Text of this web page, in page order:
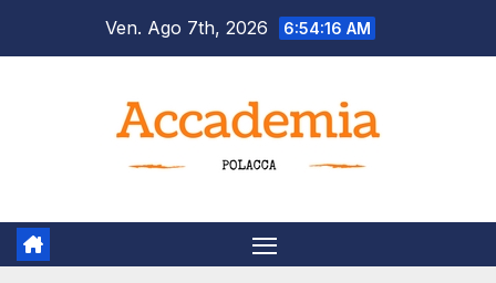
Ven. Ago 7th, 2026 6:54:17 AM